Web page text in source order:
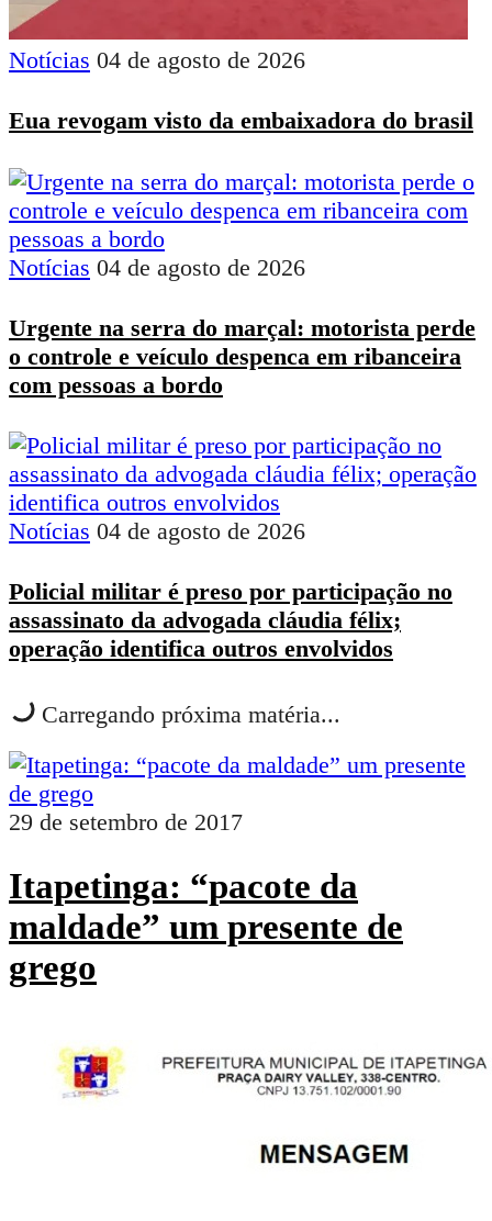
Notícias 04 de agosto de 2026
Eua revogam visto da embaixadora do brasil
Notícias 04 de agosto de 2026
Urgente na serra do marçal: motorista perde
o controle e veículo despenca em ribanceira
com pessoas a bordo
Notícias 04 de agosto de 2026
Policial militar é preso por participação no
assassinato da advogada cláudia félix;
operação identifica outros envolvidos
Carregando próxima matéria...
29 de setembro de 2017
Itapetinga: “pacote da
maldade” um presente de
grego